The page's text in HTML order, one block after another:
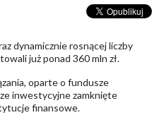
dynamicznie rosnącej liczby
już ponad 360 mln zł.
oparte o fundusze
inwestycyjne zamknięte
finansowe.